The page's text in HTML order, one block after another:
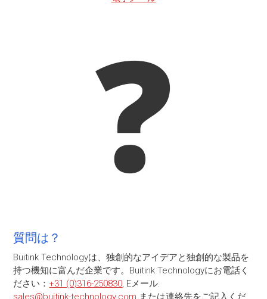
質問は？
Buitink Technologyは、独創的なアイデアと独創的な製品を
持つ機知に富んだ企業です。Buitink Technologyにお電話く
ださい： +31 (0)316-250830, Eメール:
sales@buitink-technology.com または連絡先をご記入くだ